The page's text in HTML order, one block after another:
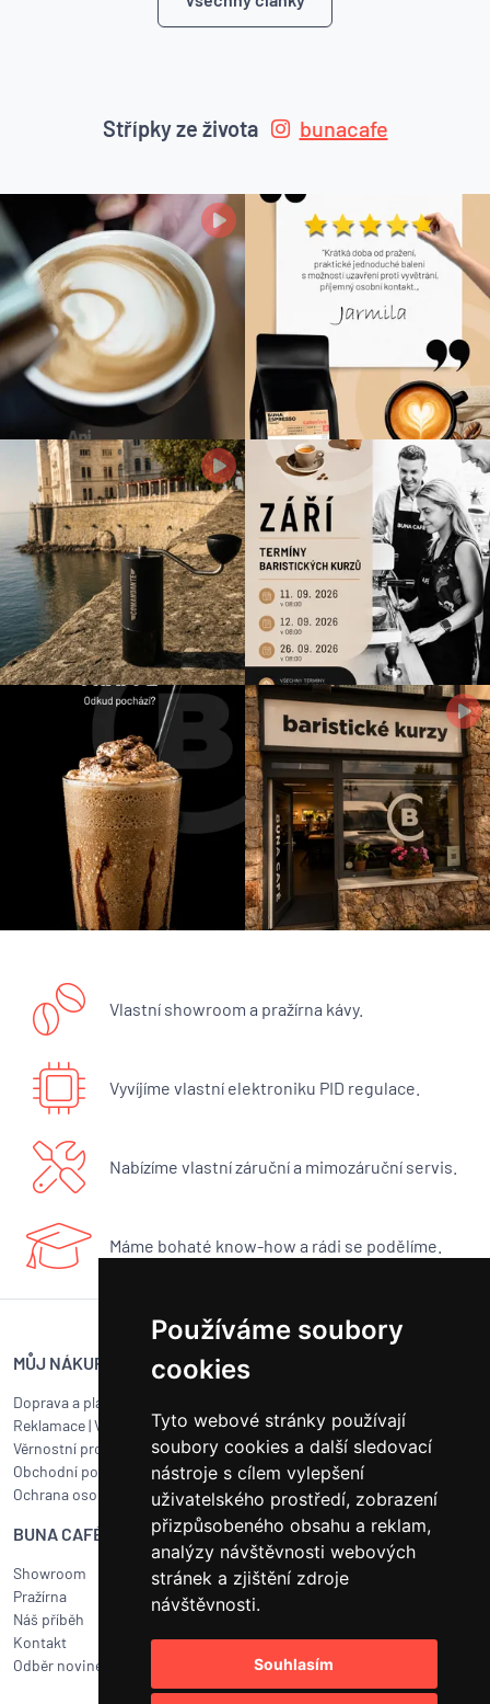
Používáme soubory
cookies
Tyto webové stránky používají
soubory cookies a další sledovací
nástroje s cílem vylepšení
uživatelského prostředí, zobrazení
přizpůsobeného obsahu a reklam,
analýzy návštěvnosti webových
stránek a zjištění zdroje
návštěvnosti.
Souhlasím
Střípky ze života bunacafe
Vlastní showroom a pražírna kávy.
Vyvíjíme vlastní elektroniku PID regulace.
Nabízíme vlastní záruční a mimozáruční servis.
Máme bohaté know-how a rádi se podělíme.
MŮJ NÁKUP
Doprava a platba
Reklamace|Vrácení zboží
Věrnostní program
Obchodní podmínky
Ochrana osobních údajů
Objednat servis
Jak připravit balík na přepravu?
Čištění a údržba
Kariéra
BUNA CAFÉ
Showroom
Pražírna
Náš příběh
Kontakt
Odběr novinek
RYCHLÝ KONTAKT
BUNA CAFÉ
obchod@bunacafe.cz
+420 311 236 236